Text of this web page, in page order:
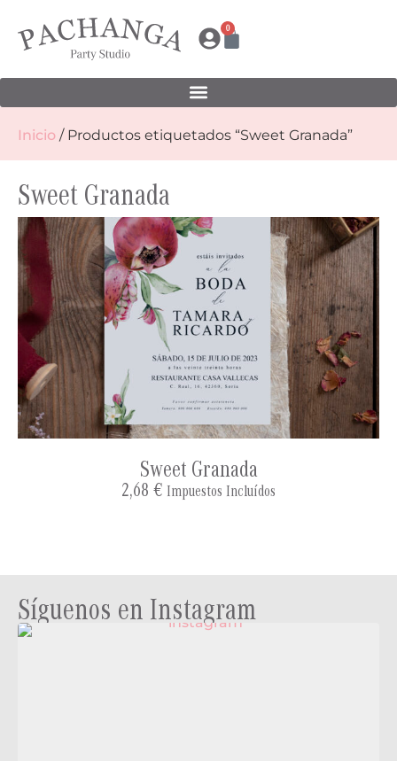
0
Inicio / Productos etiquetados “Sweet Granada”
Sweet Granada
Sweet Granada
2,68 € Impuestos Incluídos
Síguenos en Instagram